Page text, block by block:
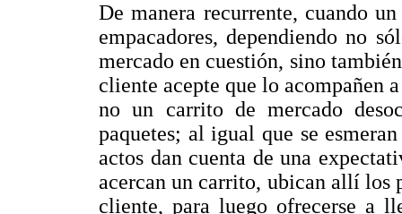
De manera recurrente, cuando
empacadores, dependiendo no
mercado en cuestión, sino
cliente acepte que lo acompañen
no un carrito de mercado
paquetes; al igual que se
actos dan cuenta de una
acercan un carrito, ubican allí los
cliente, para luego ofrecerse a